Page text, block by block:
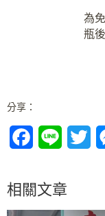
為
瓶
分享：
c
e
n
e
t
相關文章